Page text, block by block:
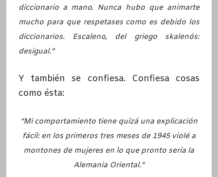
diccionario a mano. Nunca hubo que animarte
mucho para que respetases como es debido los
diccionarios. Escaleno, del griego skalenós:
desigual.”
Y también se confiesa. Confiesa cosas
como ésta:
“Mi comportamiento tiene quizá una explicación
fácil: en los primeros tres meses de 1945 violé a
montones de mujeres en lo que pronto sería la
Alemania Oriental.”